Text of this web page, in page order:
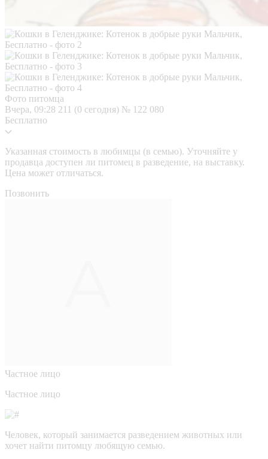
Фото питомца
Вчера, 09:28 211 (0 сегодня) № 122 080
Бесплатно
Указанная стоимость в любимцы (в семью). Уточняйте у
продавца доступен ли питомец в разведение, на выставку.
Цена может отличаться.
Позвонить
Частное лицо
Частное лицо
Человек, который занимается разведением животных или
хочет найти питомцу любящую семью.